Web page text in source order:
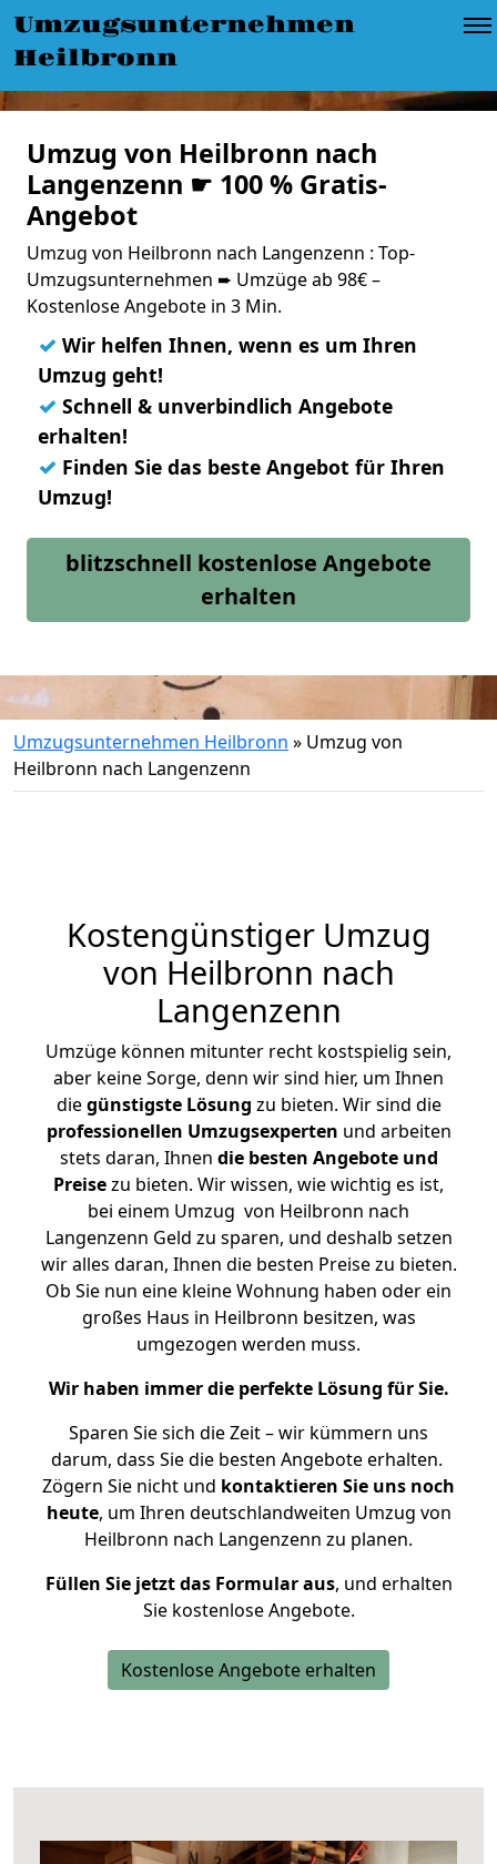
Umzugsunternehmen
Heilbronn
Umzug von Heilbronn nach
Langenzenn ☛ 100 % Gratis-
Angebot
Umzug von Heilbronn nach Langenzenn : Top-
Umzugsunternehmen ➨ Umzüge ab 98€ –
Kostenlose Angebote in 3 Min.
✓ Wir helfen Ihnen, wenn es um Ihren
Umzug geht!
✓ Schnell & unverbindlich Angebote
erhalten!
✓ Finden Sie das beste Angebot für Ihren
Umzug!
blitzschnell kostenlose Angebote
erhalten
Umzugsunternehmen Heilbronn » Umzug von
Heilbronn nach Langenzenn
Kostengünstiger Umzug
von Heilbronn nach
Langenzenn
Umzüge können mitunter recht kostspielig sein,
aber keine Sorge, denn wir sind hier, um Ihnen
diegünstigste Lösung zu bieten. Wir sind die
professionellen Umzugsexperten und arbeiten
stets daran, Ihnen die besten Angebote und
Preisezu bieten. Wir wissen, wie wichtig es ist,
bei einem Umzug von Heilbronn nach
Langenzenn Geld zu sparen, und deshalb setzen
wir alles daran, Ihnen die besten Preise zu bieten.
Ob Sie nun eine kleine Wohnung haben oder ein
großes Haus in Heilbronn besitzen, was
umgezogen werden muss.
Wir haben immer die perfekte Lösung für Sie.
Sparen Sie sich die Zeit – wir kümmern uns
darum, dass Sie die besten Angebote erhalten.
Zögern Sie nicht und kontaktieren Sie uns noch
heute, um Ihren deutschlandweiten Umzug von
Heilbronn nach Langenzenn zu planen.
Füllen Sie jetzt das Formular aus, und erhalten
Sie kostenlose Angebote.
Kostenlose Angebote erhalten